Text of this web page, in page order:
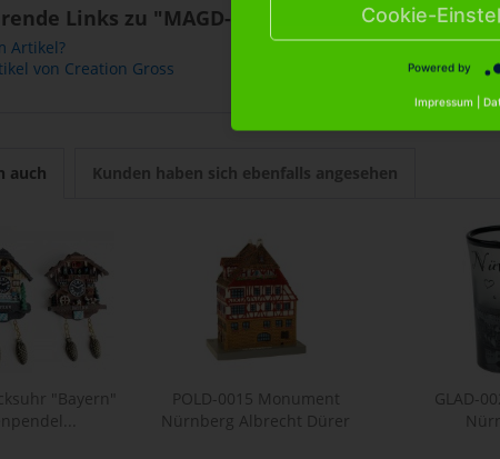
Links zu "MAGD-0040 Magnet Bierkrug
Artikel?
von Creation Gross
auch Kunden haben sich ebenfalls angesehen
"Bayern"
POLD-0015 Monument
Nürnberg Albrecht Dürer
GLAD-
Cookie-
Powered by
Impressum